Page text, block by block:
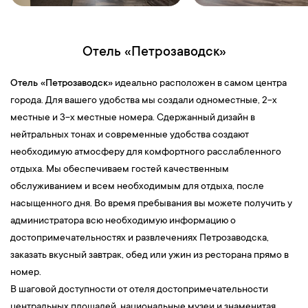
билеты в музей-заповедник, экскурсия по основной экспозиции
Обращаем ваше внимание, что отправление на экскурсию
происходит с Причала г. Петрозаводска. Туристы, которые
приобрели экскурсию на о.Кижи, добираются к месту
отправления самостоятельно и посадку на метеор совершают
самостоятельно по ваучерам, которые им выдает гид
накануне.
Стоимость:7000 руб./взрослые; 6500 руб./пенсионер;
студенты; 4750 руб./дети (6-17 лет включительно); 3950 руб./
дети (4-5 лет включительно); Бесплатно дети (до 3 лет
включительно) без предоставления отдельного посадочного
места в метеоре.
Рафтинг по реке Шуя
Абсолютно безопасный сплав, участниками которого могут
Отель «Петрозаводск»
Отель «Петрозаводск» идеально расположен в самом центра
города. Для вашего удобства мы создали одноместные, 2-х
местные и 3-х местные номера. Сдержанный дизайн в
нейтральных тонах и современные удобства создают
необходимую атмосферу для комфортного расслабленного
отдыха. Мы обеспечиваем гостей качественным
обслуживанием и всем необходимым для отдыха, после
насыщенного дня. Во время пребывания вы можете получить у
администратора всю необходимую информацию о
достопримечательностях и развлечениях Петрозаводска,
заказать вкусный завтрак, обед или ужин из ресторана прямо в
номер.
В шаговой доступности от отеля достопримечательности